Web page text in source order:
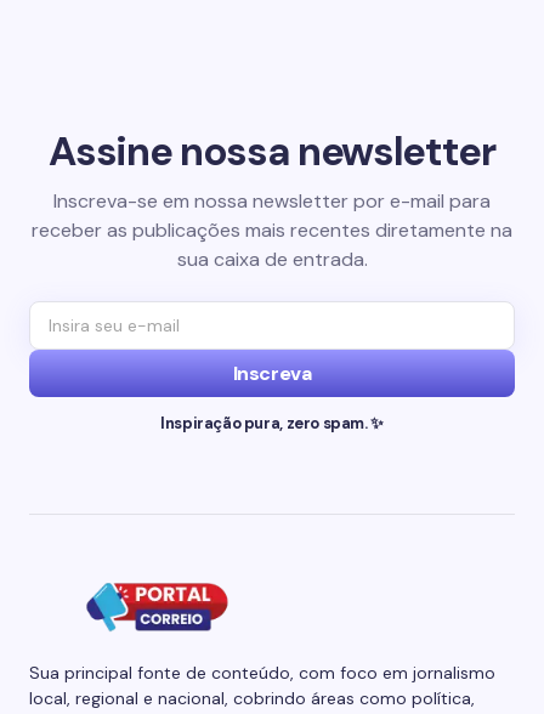
Assine nossa newsletter
Inscreva-se em nossa newsletter por e-mail para
receber as publicações mais recentes diretamente na
sua caixa de entrada.
Inscreva
Inspiração pura, zero spam. ✨
Sua principal fonte de conteúdo, com foco em jornalismo
local, regional e nacional, cobrindo áreas como política,